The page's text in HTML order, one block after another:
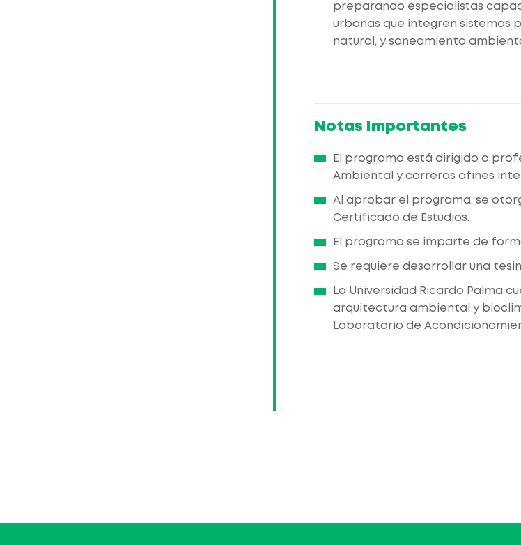
preparando especialistas
urbanas que integren sistemas
natural, y saneamiento
Notas Importantes
El programa está dirigido a
Ambiental y carreras afines
Al aprobar el programa, se
Certificado de Estudios.
El programa se imparte de
Se requiere desarrollar una
La Universidad Ricardo Palma
arquitectura ambiental y
Laboratorio de